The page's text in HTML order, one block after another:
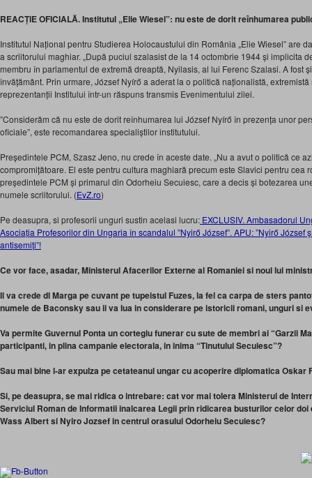
REACȚIE OFICIALĂ. Institutul „Elie Wiesel”: nu este de dorit reînhumarea
Institutul Național pentru Studierea Holocaustului din România „Elie Wiesel” are
a scriitorului maghiar. „După puciul szalasist de la 14 octombrie 1944 și implicita
membru în parlamentul de extremă dreaptă, Nyilasis, al lui Ferenc Szalasi. A fost
învățământ. Prin urmare, József Nyírő a aderat la o politică naționalistă, extremistă
reprezentanții Institului într-un răspuns transmis Evenimentului zilei.
”Considerăm că nu este de dorit reînhumarea lui József Nyírő în prezența unor
oficiale”, este recomandarea specialiștilor institutului.
Președintele PCM, Szasz Jeno, nu crede în aceste date. „Nu a avut o politică ce
compromițătoare. El este pentru cultura maghiară precum este Slavici pentru cea
președintele PCM și primarul din Odorheiu Secuiesc, care a decis și botezarea
numele scriitorului. (EvZ.ro)
Pe deasupra, si profesorii unguri sustin acelasi lucru: EXCLUSIV. Ambasadorul
Asociația Profesorilor din Ungaria în scandalul ”Nyirő József”. APU: ”Nyirő József
antisemiți”!
Ce vor face, asadar, Ministerul Afacerilor Externe al Romaniei si noul lui
Il va crede dl Marga pe cuvant pe tupeistul Fuzes, la fel ca carpa de sters
numele de Baconsky sau ii va lua in considerare pe istoricii romani, unguri si
Va permite Guvernul Ponta un cortegiu funerar cu sute de membri ai “Garzii
participanti, in plina campanie electorala, in inima “Tinutului Secuiesc”?
Sau mai bine l-ar expulza pe cetateanul ungar cu acoperire diplomatica Oskar
Si, pe deasupra, se mai ridica o intrebare: cat vor mai tolera Ministerul de
Serviciul Roman de Informatii inalcarea Legii prin ridicarea busturilor celor
Wass Albert si Nyiro Jozsef in centrul orasului Odorheiu Secuiesc?